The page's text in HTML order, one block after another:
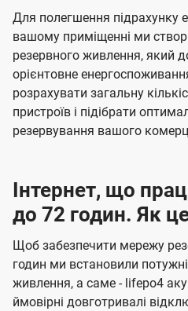
Для полегшення підрахунку
вашому приміщенні ми
резервного живлення, який
орієнтовне
розрахувати загальну
пристроїв і підібрати
резервування вашого
Інтернет, що
до 72 годин. Як
Щоб забезпечити мережу
годин ми встановили
живлення, а саме - lifepo4
ймовірні довготривалі